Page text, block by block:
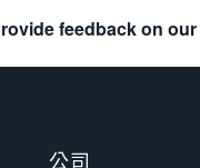
feedback on our
公司